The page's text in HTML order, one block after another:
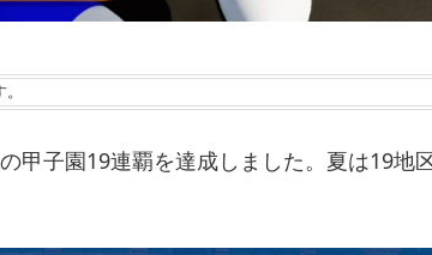
甲子園19連覇を達成しました。夏は19地